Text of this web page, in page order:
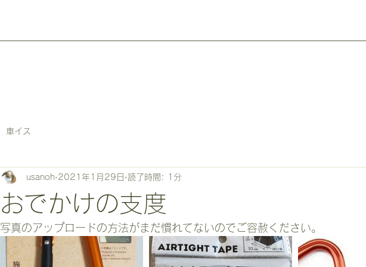
車イス
おでかけの支度
usanoh 2021年1月29日 読了時間: 1分
写真のアップロードの方法がまだ慣れてないのでご容赦ください。